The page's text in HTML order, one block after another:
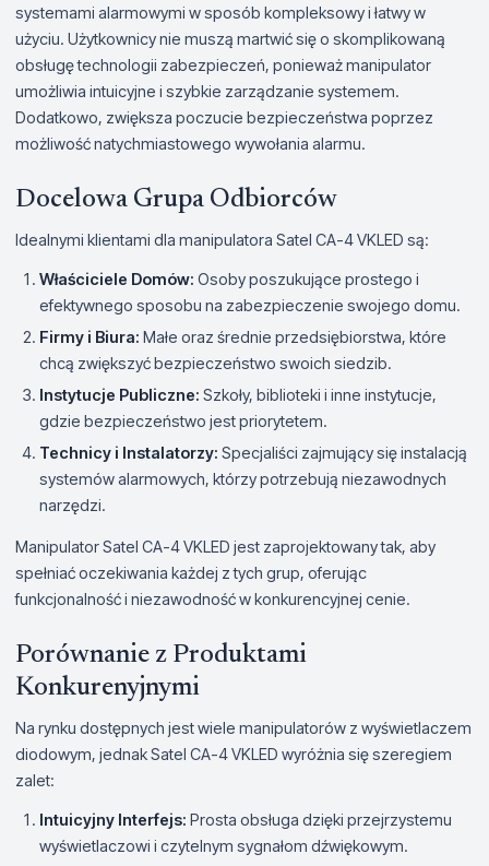
systemami alarmowymi w sposób kompleksowy i łatwy w
użyciu. Użytkownicy nie muszą martwić się o skomplikowaną
obsługę technologii zabezpieczeń, ponieważ manipulator
umożliwia intuicyjne i szybkie zarządzanie systemem.
Dodatkowo, zwiększa poczucie bezpieczeństwa poprzez
możliwość natychmiastowego wywołania alarmu.
Docelowa Grupa Odbiorców
Idealnymi klientami dla manipulatora Satel CA-4 VKLED są:
Właściciele Domów: Osoby poszukujące prostego i
efektywnego sposobu na zabezpieczenie swojego domu.
Firmy i Biura: Małe oraz średnie przedsiębiorstwa, które
chcą zwiększyć bezpieczeństwo swoich siedzib.
Instytucje Publiczne: Szkoły, biblioteki i inne instytucje,
gdzie bezpieczeństwo jest priorytetem.
Technicy i Instalatorzy: Specjaliści zajmujący się instalacją
systemów alarmowych, którzy potrzebują niezawodnych
narzędzi.
Manipulator Satel CA-4 VKLED jest zaprojektowany tak, aby
spełniać oczekiwania każdej z tych grup, oferując
funkcjonalność i niezawodność w konkurencyjnej cenie.
Porównanie z Produktami
Konkurenyjnymi
Na rynku dostępnych jest wiele manipulatorów z wyświetlaczem
diodowym, jednak Satel CA-4 VKLED wyróżnia się szeregiem
zalet:
Intuicyjny Interfejs: Prosta obsługa dzięki przejrzystemu
wyświetlaczowi i czytelnym sygnałom dźwiękowym.